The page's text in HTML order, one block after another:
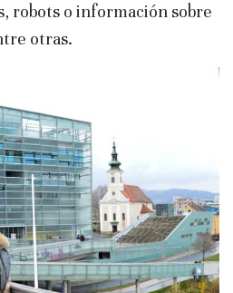
robots o información sobre
otras.